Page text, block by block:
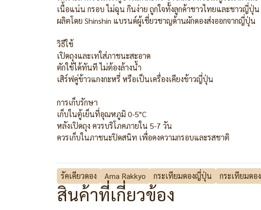
เนื้อแน่น กรอบ ไม่ฉุน กินง่าย ถูกใจทั้งลูกค้าชาวไทยและชาวญี่ปุ่น
ผลิตโดย Shinshin แบรนด์ผู้เชี่ยวชาญด้านผักดองส่งออกจากญี่ปุ่น
วิธีใช้
เปิดถุงและเทใส่ภาชนะสะอาด
ตักใช้ได้ทันที ไม่ต้องล้างน้ำ
เสิร์ฟคู่ข้าวแกงกะหรี่ หรือเป็นเครื่องเคียงข้าวญี่ปุ่น
การเก็บรักษา
เก็บในตู้เย็นที่อุณหภูมิ 0-5°C
หลังเปิดถุง ควรบริโภคภายใน 5-7 วัน
ควรเก็บในภาชนะปิดสนิท เพื่อคงความกรอบและรสชาติ
รัคเคียวดอง Ama Rakkyo กระเทียมดองญี่ปุ่น กระเทียมดอง
สินค้าที่เกี่ยวข้อง